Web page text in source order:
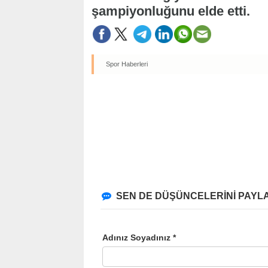
şampiyonluğunu elde etti.
Spor Haberleri
SEN DE DÜŞÜNCELERİNİ
Adınız Soyadınız *